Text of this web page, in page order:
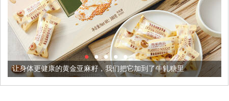
的黄金亚麻籽，我们把它加到了牛轧糖里 被列入佛家七